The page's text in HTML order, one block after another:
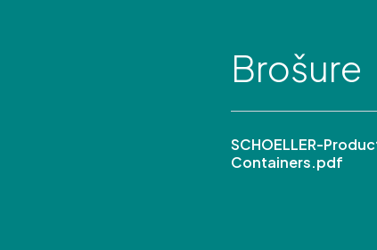
Brošure
SCHOELLER-
Containers.pdf